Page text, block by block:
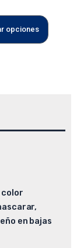
opciones
de
color
en bajas